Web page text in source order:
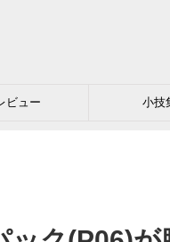
ビュー 小技